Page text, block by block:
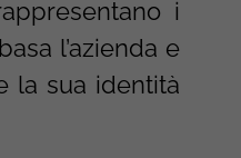
i
l’azienda e
la sua identità